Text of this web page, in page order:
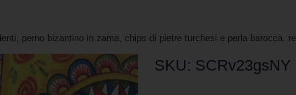
perno bizantino in zama, chips di pietre turchesi e perla barocca.
SKU: SCRv23gsNY